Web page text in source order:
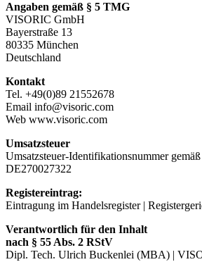
Angaben gemäß § 5 TMG
VISORIC GmbH
Bayerstraße 13
80335 München
Deutschland
Kontakt
Tel. +49(0)89 21552678
Email info@visoric.com
Web www.visoric.com
Umsatzsteuer
Umsatzsteuer-Identifikationsnummer
DE270027322
Registereintrag:
Eintragung im Handelsregister |
Verantwortlich für den Inhalt
nach § 55 Abs. 2 RStV
Dipl. Tech. Ulrich Buckenlei (MBA) |